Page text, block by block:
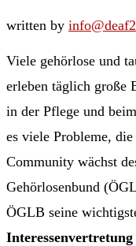
written by
Viele gehörlose und
erleben täglich große
in der Pflege und
es viele Probleme,
Community wächst
Gehörlosenbund
ÖGLB seine
Interessenvertretung